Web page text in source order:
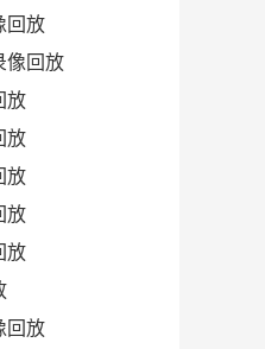
回放
像回放
放
放
放
放
放
回放